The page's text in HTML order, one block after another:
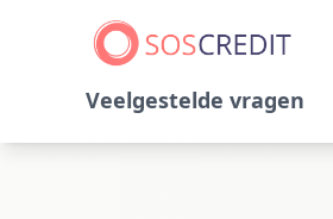
Veelgestelde vragen